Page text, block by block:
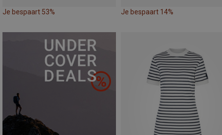
Je bespaart 53% Je bespaart 14%